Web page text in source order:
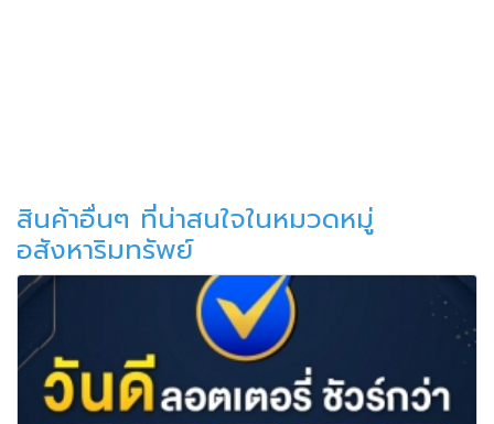
สินค้าอื่นๆ ที่น่าสนใจในหมวดหมู่
อสังหาริมทรัพย์